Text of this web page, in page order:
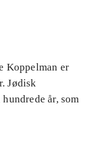
Koppelman er
Jødisk
år, som